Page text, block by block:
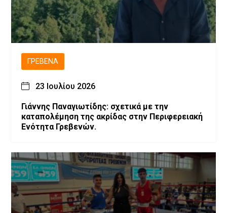
ΓΡΕΒΕΝΆ
23 Ιουλίου 2026
Γιάννης Παναγιωτίδης: σχετικά με την
καταπολέμηση της ακρίδας στην Περιφερειακή
Ενότητα Γρεβενών.